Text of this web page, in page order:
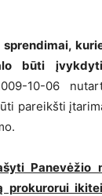
sprendimai,
būti įvykdyti
10-06
pareikšti
Panevėžio
prokurorui